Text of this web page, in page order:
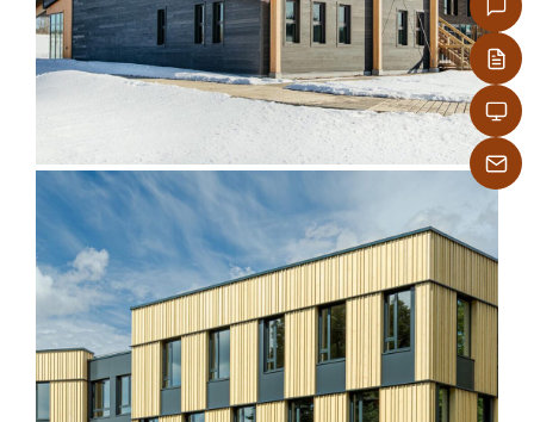
Accoya Modified Wood for
Facades